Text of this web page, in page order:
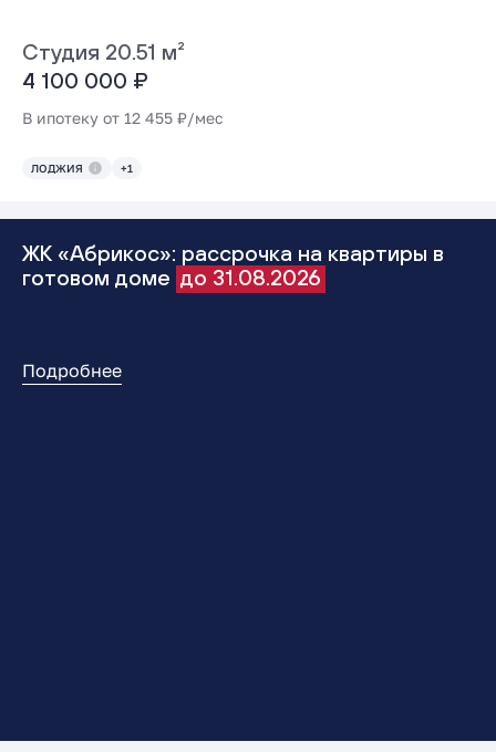
Студия 20.51 м²
4 100 000 ₽
В ипотеку от 12 455 ₽/мес
ЛОДЖИЯ +1
ЖК «Абрикос»: рассрочка на квартиры в
готовом доме до 31.08.2026
Подробнее